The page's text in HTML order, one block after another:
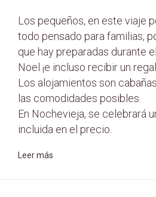
Los pequeños, en este viaje
todo pensado para familias,
que hay preparadas durante
Noel ¡e incluso recibir un
Los alojamientos son
las comodidades posibles.
En Nochevieja, se celebrará
incluida en el precio.
Leer más